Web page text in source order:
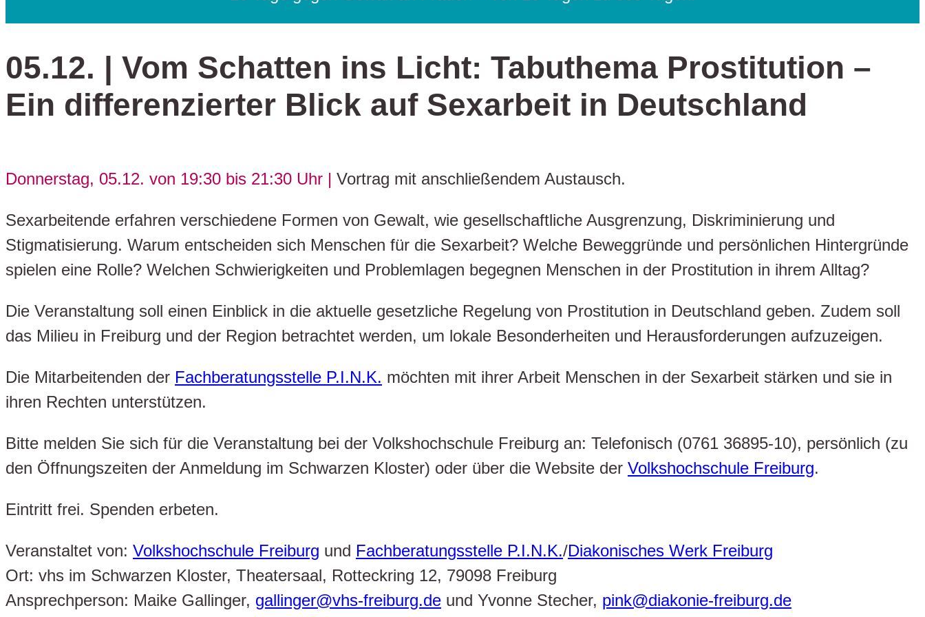
05.12. | Vom Schatten ins Licht: Tabuthema Prostitution –
Ein differenzierter Blick auf Sexarbeit in Deutschland
Donnerstag, 05.12. von 19:30 bis 21:30 Uhr | Vortrag mit anschließendem Austausch.
Sexarbeitende erfahren verschiedene Formen von Gewalt, wie gesellschaftliche Ausgrenzung, Diskriminierung und
Stigmatisierung. Warum entscheiden sich Menschen für die Sexarbeit? Welche Beweggründe und persönlichen Hintergründe
spielen eine Rolle? Welchen Schwierigkeiten und Problemlagen begegnen Menschen in der Prostitution in ihrem Alltag?
Die Veranstaltung soll einen Einblick in die aktuelle gesetzliche Regelung von Prostitution in Deutschland geben. Zudem soll
das Milieu in Freiburg und der Region betrachtet werden, um lokale Besonderheiten und Herausforderungen aufzuzeigen.
Die Mitarbeitenden der Fachberatungsstelle P.I.N.K. möchten mit ihrer Arbeit Menschen in der Sexarbeit stärken und sie in
ihren Rechten unterstützen.
Bitte melden Sie sich für die Veranstaltung bei der Volkshochschule Freiburg an: Telefonisch (0761 36895-10), persönlich (zu
den Öffnungszeiten der Anmeldung im Schwarzen Kloster) oder über die Website der Volkshochschule Freiburg.
Eintritt frei. Spenden erbeten.
Veranstaltet von: Volkshochschule Freiburg und Fachberatungsstelle P.I.N.K./Diakonisches Werk Freiburg
Ort: vhs im Schwarzen Kloster, Theatersaal, Rotteckring 12, 79098 Freiburg
Ansprechperson: Maike Gallinger, gallinger@vhs-freiburg.de und Yvonne Stecher, pink@diakonie-freiburg.de